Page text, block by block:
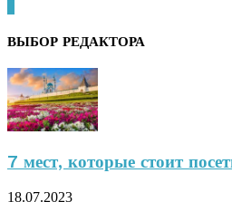
ВЫБОР РЕДАКТОРА
7 мест, которые стоит
18.07.2023